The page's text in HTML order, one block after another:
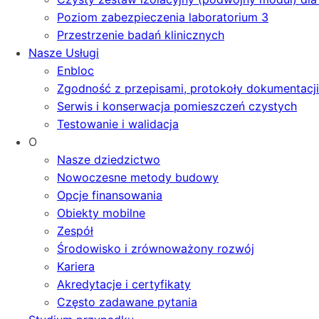
Poziom zabezpieczenia laboratorium 3
Przestrzenie badań klinicznych
Nasze Usługi
Enbloc
Zgodność z przepisami, protokoły
Serwis i konserwacja pomieszczeń czystych
Testowanie i walidacja
O
Nasze dziedzictwo
Nowoczesne metody budowy
Opcje finansowania
Obiekty mobilne
Zespół
Środowisko i zrównoważony rozwój
Kariera
Akredytacje i certyfikaty
Często zadawane pytania